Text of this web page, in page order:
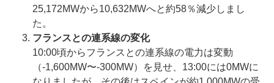
25,172MWから10,632MWへと約58％減少しまし
た。
フランスとの連系線の変化
10:00頃からフランスとの連系線の電力は変動
（-1,600MW〜-300MW）を見せ、13:00には0MWに